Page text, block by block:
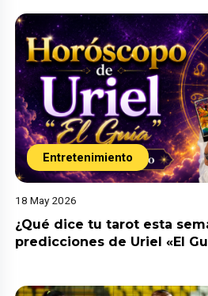
Entretenimiento
18 May 2026
¿Qué dice tu tarot esta
predicciones de Uriel «El